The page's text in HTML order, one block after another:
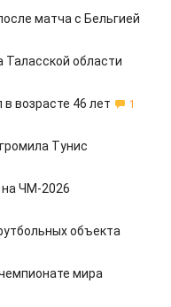
матча с Бельгией
Таласской области
возрасте 46 лет 1
Тунис
на ЧМ-2026
объекта
мира